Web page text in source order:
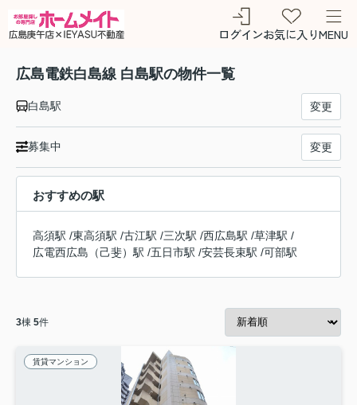
ログインお気に入りMENU
広島電鉄白島線 白島駅の物件一覧
白島駅 変更
募集中 変更
おすすめの駅
高須駅 /東高須駅 /古江駅 /三次駅 /西広島駅 /草津駅 /
広電西広島（己斐）駅 /五日市駅 /安芸長束駅 /可部駅
3棟 5件
賃貸マンション